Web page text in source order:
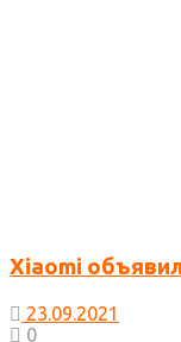
Xiaomi
23.09.2021
0